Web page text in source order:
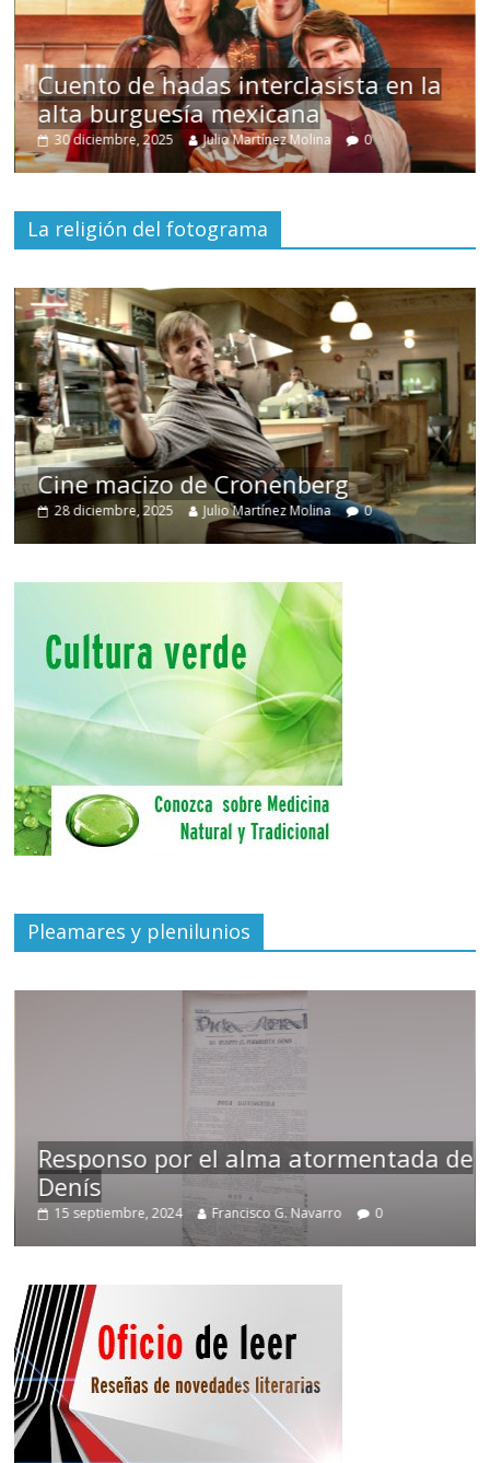
Cuento de hadas interclasista en la
alta burguesía mexicana
30 diciembre, 2025 Julio Martínez Molina 0
La religión del fotograma
Cine macizo de Cronenberg
28 diciembre, 2025 Julio Martínez Molina 0
Pleamares y plenilunios
Responso por el alma atormentada de
Denís
15 septiembre, 2024 Francisco G. Navarro 0